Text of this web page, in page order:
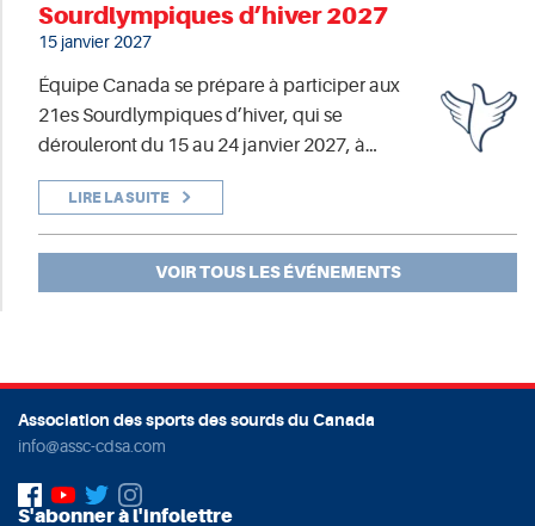
Sourdlympiques d’hiver 2027
15 janvier 2027
Équipe Canada se prépare à participer aux
21es Sourdlympiques d’hiver, qui se
dérouleront du 15 au 24 janvier 2027, à…
LIRE LA SUITE
VOIR TOUS LES ÉVÉNEMENTS
Association des sports des sourds du Canada
info@assc-cdsa.com
S'abonner à l'infolettre